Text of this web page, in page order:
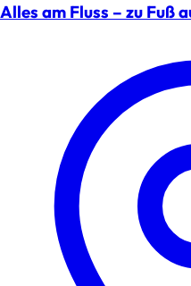
Alles am Fluss – zu Fuß